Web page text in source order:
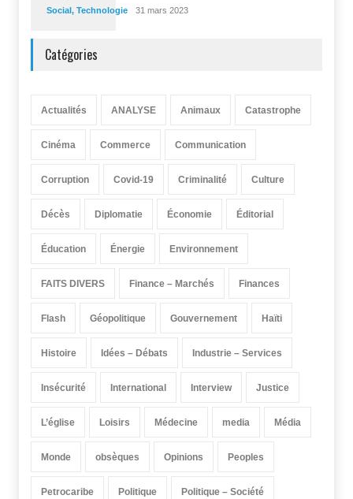
Social, Technologie 31 mars 2023
Catégories
Actualités ANALYSE Animaux Catastrophe
Cinéma Commerce Communication
Corruption Covid-19 Criminalité Culture
Décès Diplomatie Économie Éditorial
Éducation Énergie Environnement
FAITS DIVERS Finance – Marchés Finances
Flash Géopolitique Gouvernement Haïti
Histoire Idées – Débats Industrie – Services
Insécurité International Interview Justice
L’église Loisirs Médecine media Média
Monde obsèques Opinions Peoples
Petrocaribe Politique Politique – Société